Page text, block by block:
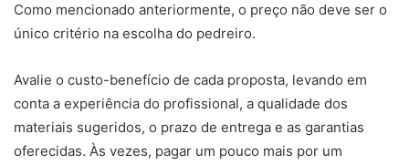
Como mencionado anteriormente, o preço não deve ser o
único critério na escolha do pedreiro.
Avalie o custo-benefício de cada proposta, levando em
conta a experiência do profissional, a qualidade dos
materiais sugeridos, o prazo de entrega e as garantias
oferecidas. Às vezes, pagar um pouco mais por um